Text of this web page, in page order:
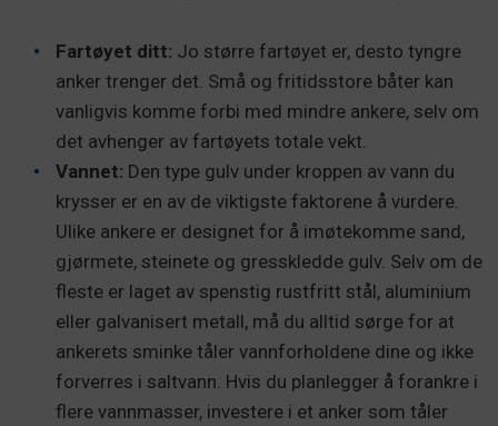
Fartøyet ditt: Jo større fartøyet er, desto tyngre
anker trenger det. Små og fritidsstore båter kan
vanligvis komme forbi med mindre ankere, selv om
det avhenger av fartøyets totale vekt.
Vannet: Den type gulv under kroppen av vann du
krysser er en av de viktigste faktorene å vurdere.
Ulike ankere er designet for å imøtekomme sand,
gjørmete, steinete og gresskledde gulv. Selv om de
fleste er laget av spenstig rustfritt stål, aluminium
eller galvanisert metall, må du alltid sørge for at
ankerets sminke tåler vannforholdene dine og ikke
forverres i saltvann. Hvis du planlegger å forankre i
flere vannmasser, investere i et anker som tåler